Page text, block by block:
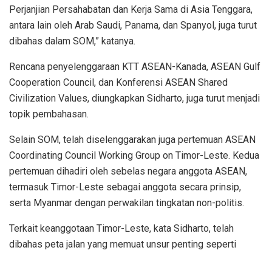
Perjanjian Persahabatan dan Kerja Sama di Asia Tenggara,
antara lain oleh Arab Saudi, Panama, dan Spanyol, juga turut
dibahas dalam SOM,” katanya.
Rencana penyelenggaraan KTT ASEAN-Kanada, ASEAN Gulf
Cooperation Council, dan Konferensi ASEAN Shared
Civilization Values, diungkapkan Sidharto, juga turut menjadi
topik pembahasan.
Selain SOM, telah diselenggarakan juga pertemuan ASEAN
Coordinating Council Working Group on Timor-Leste. Kedua
pertemuan dihadiri oleh sebelas negara anggota ASEAN,
termasuk Timor-Leste sebagai anggota secara prinsip,
serta Myanmar dengan perwakilan tingkatan non-politis.
Terkait keanggotaan Timor-Leste, kata Sidharto, telah
dibahas peta jalan yang memuat unsur penting seperti